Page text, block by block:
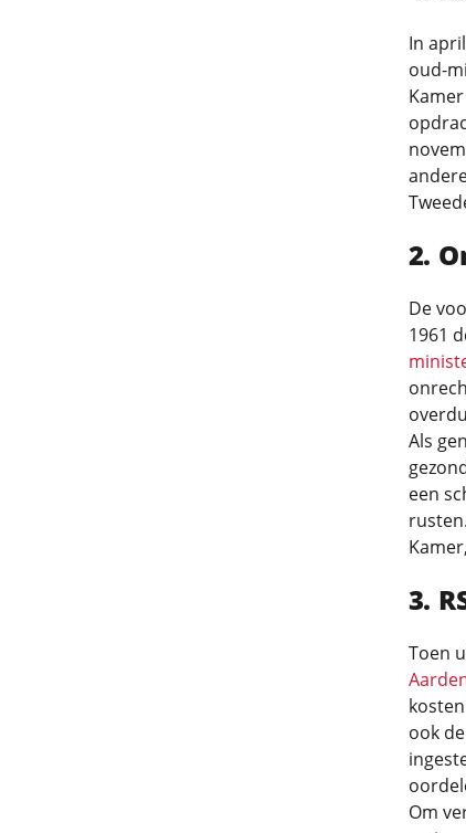
In
oud-
De
1961
Als
een
Toen
ook
Om